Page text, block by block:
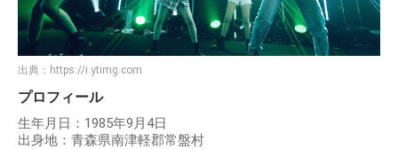
出典： https://i.ytimg.com
プロフィール
生年月日：1985年9月4日
出身地：青森県南津軽郡常盤村